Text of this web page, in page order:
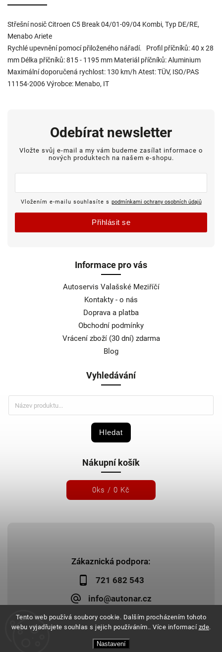
Tento web používá soubory cookie. Dalším procházením tohoto
webu vyjadřujete souhlas s jejich používáním.. Více informací zde.
Nastavení
Střešní nosič Citroen C5 Break 04/01-09/04 Kombi, Typ DE/RE,
Menabo Ariete
Rychlé upevnění pomocí přiloženého nářadí. Profil příčníků: 40 x 28
mm Délka příčníků: 815 - 1195 mm Materiál příčníků: Aluminium
Maximální doporučená rychlost: 130 km/h Atest: TÜV, ISO/PAS
11154-2006 Výrobce: Menabo, IT
Zákaznická podpora:
721 682 543
info@autonar.cz
Informace pro vás
Autoservis Valašské Meziříčí
Kontakty - o nás
Doprava a platba
Obchodní podmínky
Vrácení zboží (30 dní) zdarma
Blog
Vyhledávání
Hledat
Nákupní košík
0ks / 0 Kč
Odebírat newsletter
Vložte svůj e-mail a my vám budeme zasílat informace o
nových produktech na našem e-shopu.
Vložením e-mailu souhlasíte s podmínkami ochrany osobních údajů
Přihlásit se
Autonar.cz. Všechna práva vyhrazena.